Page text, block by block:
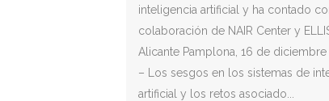
inteligencia artificial y ha contado
colaboración de NAIR Center y
Alicante Pamplona, 16 de
– Los sesgos en los sistemas de
artificial y los retos asociado...